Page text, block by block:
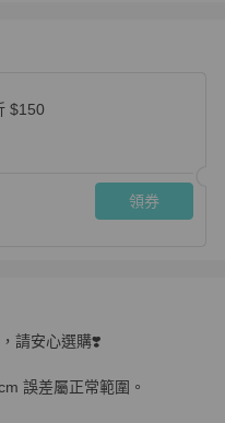
$150
領券
棉長褲 現貨S M原價
請安心選購❣️
誤差屬正常範圍。